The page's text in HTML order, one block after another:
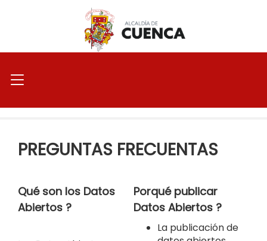
PREGUNTAS FRECUENTAS
Qué son los Datos
Abiertos ?
Porqué publicar
Datos Abiertos ?
La publicación de